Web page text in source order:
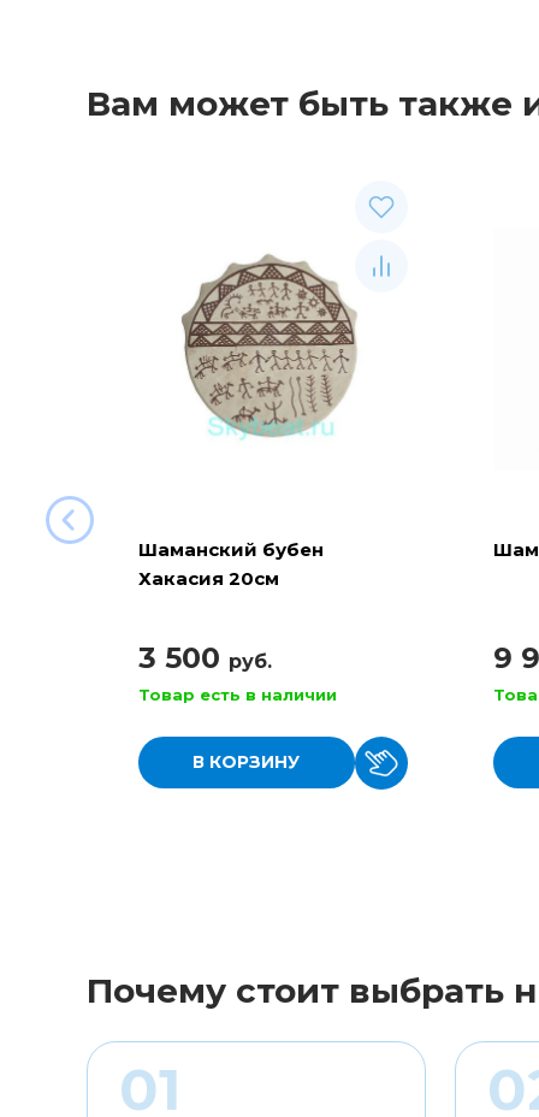
Вам может быть также
Шаманский бубен
Хакасия 20см
3 500 руб.
Товар есть в наличии
В КОРЗИНУ
9
Почему стоит выбрать